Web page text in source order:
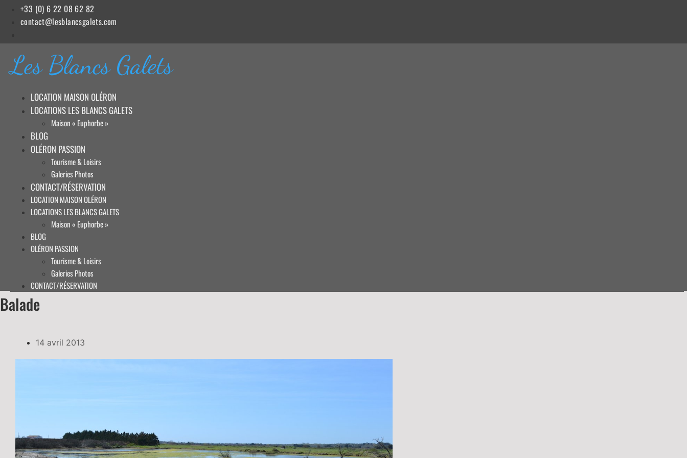
+33 (0) 6 22 08 62 82
contact@lesblancsgalets.com
Les Blancs Galets
LOCATION MAISON OLÉRON
LOCATIONS LES BLANCS GALETS
Maison « Euphorbe »
BLOG
OLÉRON PASSION
Tourisme & Loisirs
Galeries Photos
CONTACT/RÉSERVATION
LOCATION MAISON OLÉRON
LOCATIONS LES BLANCS GALETS
Maison « Euphorbe »
BLOG
OLÉRON PASSION
Tourisme & Loisirs
Galeries Photos
CONTACT/RÉSERVATION
Balade
14 avril 2013